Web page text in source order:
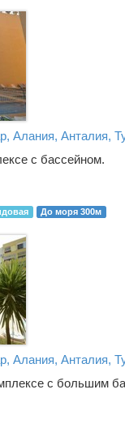
Алания, Анталия,
с бассейном.
До моря 300м
Алания, Анталия,
с большим